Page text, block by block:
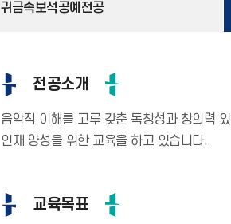
귀금속보석공예전공
전공소개
음악적 이해를 고루 갖춘 독창성과 창의력
인재 양성을 위한 교육을 하고 있습니다.
교육목표